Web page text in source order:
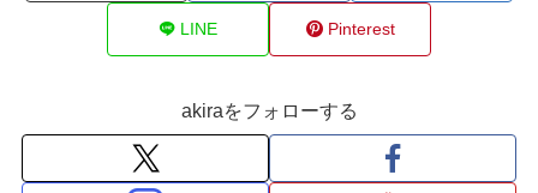
LINE Pinterest
akiraをフォローする